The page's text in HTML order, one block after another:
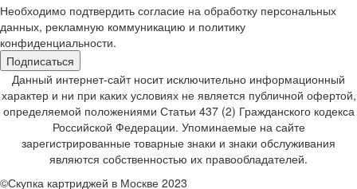
Необходимо подтвердить согласие на обработку персональных
данных, рекламную коммуникацию и политику
конфиденциальности.
Подписаться
Данный интернет-сайт носит исключительно информационный
характер и ни при каких условиях не является публичной офертой,
определяемой положениями Статьи 437 (2) Гражданского кодекса
Российской Федерации. Упоминаемые на сайте
зарегистрированные товарные знаки и знаки обслуживания
являются собственностью их правообладателей.
©Скупка картриджей в Москве 2023